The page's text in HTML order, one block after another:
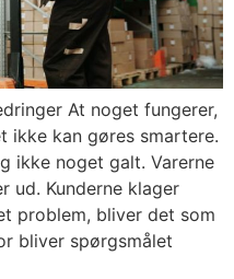
At noget fungerer,
ikke kan gøres smartere.
ikke noget galt. Varerne
ud. Kunderne klager
problem, bliver det som
bliver spørgsmålet